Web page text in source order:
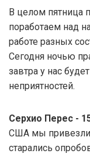
В целом пятница
поработаем над
работе разных
Сегодня ночью
завтра у нас
неприятностей.
Серхио Перес -
США мы привезли
старались